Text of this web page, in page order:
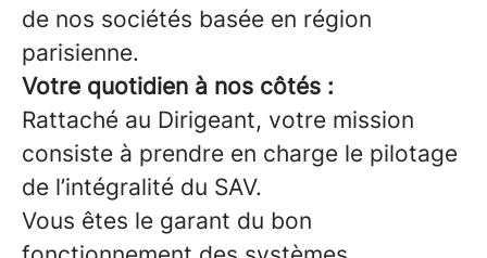
de nos sociétés basée en région
parisienne.
Votre quotidien à nos côtés :
Rattaché au Dirigeant, votre mission
consiste à prendre en charge le pilotage
de l’intégralité du SAV.
Vous êtes le garant du bon